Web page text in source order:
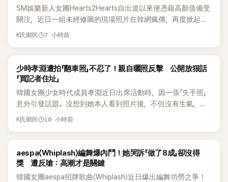
SM娛樂新人女團Hearts2Hearts自出道以來便憑藉高顏值備受
關注，近日一組未經修圖的現場照片在韓網瘋傳，再度掀起熱
烈討論，不少看過本人的網友更直呼：「真人比照片還漂亮！」
K氏鄉民 7 小時前
K-POP
少時孝淵遭拍「翻車照」不忍了！親自曬照反擊 公開放狠話
「買記者住址」
韓國女團少女時代成員孝淵近日出席活動時，因一張「失手照」
意外引發話題。沒想到她本人看到照片後，不但沒有生氣，反
而親自把照片放上IG限時動態開玩笑，甚至幽默喊話要「買記者
K氏鄉民 10 小時前
K-POP
aespa〈Whiplash〉編舞爆內鬥！她哭訴「做了8成」卻沒得
獎 遭反嗆：高潮才是關鍵
韓國女團aespa招牌歌曲〈Whiplash〉近日爆出編舞功勞之爭！